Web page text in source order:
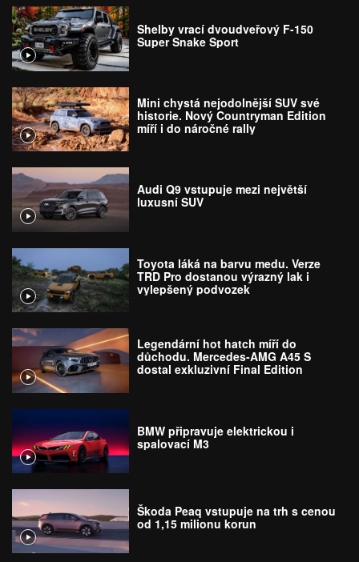
Shelby vrací dvoudveřový F-150
Super Snake Sport
Mini chystá nejodolnější SUV své
historie. Nový Countryman Edition
míří i do náročné rally
Audi Q9 vstupuje mezi největší
luxusní SUV
Toyota láká na barvu medu. Verze
TRD Pro dostanou výrazný lak i
vylepšený podvozek
Legendární hot hatch míří do
důchodu. Mercedes-AMG A45 S
dostal exkluzivní Final Edition
BMW připravuje elektrickou i
spalovací M3
Škoda Peaq vstupuje na trh s cenou
od 1,15 milionu korun